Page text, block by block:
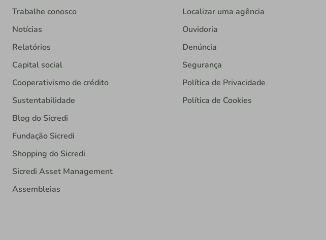
Trabalhe conosco
Notícias
Relatórios
Capital social
Cooperativismo de crédito
Sustentabilidade
Blog do Sicredi
Fundação Sicredi
Shopping do Sicredi
Sicredi Asset Management
Assembleias
Localizar uma agência
Ouvidoria
Denúncia
Segurança
Política de Privacidade
Política de Cookies